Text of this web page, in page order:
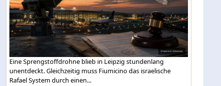
Eine Sprengstoffdrohne blieb in Leipzig stundenlang
unentdeckt. Gleichzeitig muss Fiumicino das israelische
Rafael System durch einen...